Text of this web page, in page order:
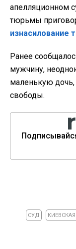
апелляционном
тюрьмы
изнасилование
Ранее
мужчину,
маленькую дочь,
свободы.
СУД